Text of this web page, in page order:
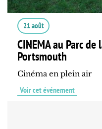
21 août
CINEMA au Parc de
Portsmouth
Cinéma en plein air
Voir cet événement